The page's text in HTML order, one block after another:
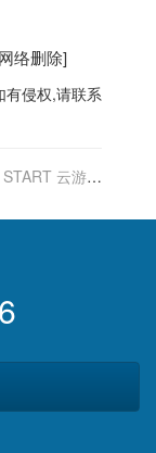
网络删除]
有侵权,请联系
云游戏
云游戏关键技